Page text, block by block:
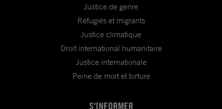
Justice de genre
Réfugiés et migrants
Justice climatique
Droit international humanitaire
Justice internationale
Peine de mort et torture
S'INFORMER